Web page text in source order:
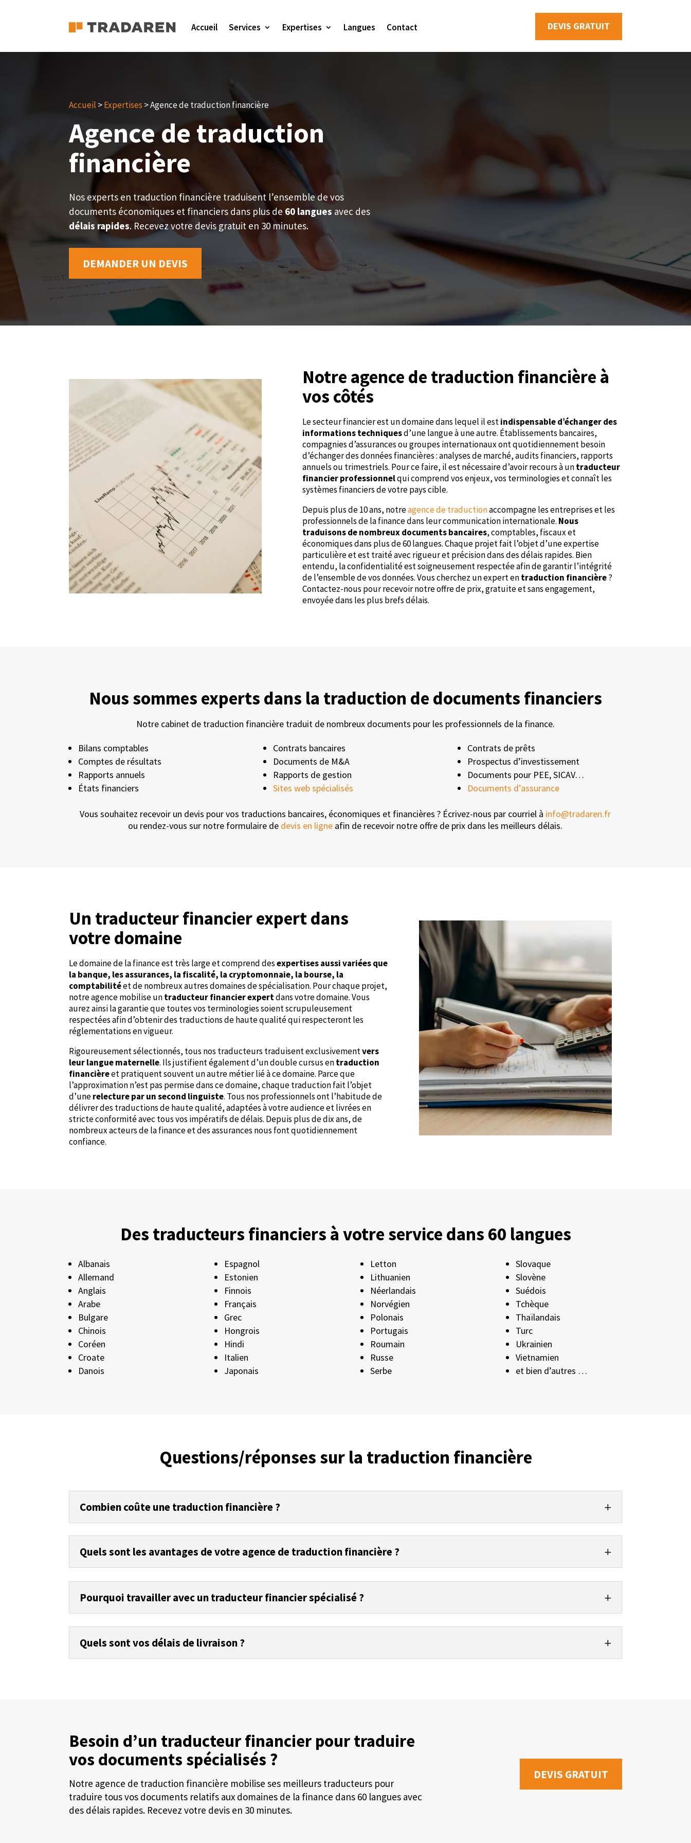
Accueil Services Expertises Langues Contact DEVIS GRATUIT
Accueil >Expertises > Agence de traduction financière
Agence de traduction
financière
Nos experts en traduction financière traduisent l’ensemble de vos
documents économiques et financiers dans plus de 60 langues avec des
délais rapides. Recevez votre devis gratuit en 30 minutes.
DEMANDER UN DEVIS
Notre agence de traduction financière à
vos côtés
Le secteur financier est un domaine dans lequel il estindispensable d’échanger des
informations techniquesd’une langue à une autre. Établissements bancaires,
compagnies d’assurances ou groupes internationaux ont quotidiennement besoin
d’échanger des données financières : analyses de marché, audits financiers, rapports
annuels ou trimestriels. Pour ce faire, il est nécessaire d’avoir recours à untraducteur
financier professionnelqui comprend vos enjeux, vos terminologies et connaît les
systèmes financiers de votre pays cible.
Depuis plus de 10 ans, notreagence de traductionaccompagne les entreprises et les
professionnels de la finance dans leur communication internationale. Nous
traduisons de nombreux documents bancaires, comptables, fiscaux et
économiques dans plus de 60 langues. Chaque projet fait l’objet d’une expertise
particulière et est traité avec rigueur et précision dans des délais rapides. Bien
entendu, la confidentialité est soigneusement respectée afin de garantir l’intégrité
de l’ensemble de vos données. Vous cherchez un expert entraduction financière?
Contactez-nous pour recevoir notre offre de prix, gratuite et sans engagement,
envoyée dans les plus brefs délais.
Nous sommes experts dans la traduction de documents financiers
Notre cabinet de traduction financière traduit de nombreux documents pour les professionnels de la finance.
Bilans comptables
Comptes de résultats
Rapports annuels
États financiers
Contrats bancaires
Documents de M&A
Rapports de gestion
Sites web spécialisés
Contrats de prêts
Prospectus d’investissement
Documents pour PEE, SICAV…
Documents d’assurance
Vous souhaitez recevoir un devis pour vos traductions bancaires, économiques et financières ? Écrivez-nous par courriel à info@tradaren.fr
ou rendez-vous sur notre formulaire de devis en ligne afin de recevoir notre offre de prix dans les meilleurs délais.
Un traducteur financier expert dans
votre domaine
Le domaine de la finance est très large et comprend desexpertises aussi variées que
la banque, les assurances, la fiscalité, la cryptomonnaie, la bourse, la
comptabilitéet de nombreux autres domaines de spécialisation. Pour chaque projet,
notre agence mobilise untraducteur financier expertdans votre domaine. Vous
aurez ainsi la garantie que toutes vos terminologies soient scrupuleusement
respectées afin d’obtenir des traductions de haute qualité qui respecteront les
réglementations en vigueur.
Rigoureusement sélectionnés, tous nos traducteurs traduisent exclusivementvers
leur langue maternelle. Ils justifient également d’un double cursus entraduction
financièreet pratiquent souvent un autre métier lié à ce domaine. Parce que
l’approximation n’est pas permise dans ce domaine, chaque traduction fait l’objet
d’unerelecture par un second linguiste. Tous nos professionnels ont l’habitude de
délivrer des traductions de haute qualité, adaptées à votre audience et livrées en
stricte conformité avec tous vos impératifs de délais. Depuis plus de dix ans, de
nombreux acteurs de la finance et des assurances nous font quotidiennement
confiance.
Des traducteurs financiers à votre service dans 60 langues
Albanais
Allemand
Anglais
Arabe
Bulgare
Chinois
Coréen
Croate
Danois
Espagnol
Estonien
Finnois
Français
Grec
Hongrois
Hindi
Italien
Japonais
Letton
Lithuanien
Néerlandais
Norvégien
Polonais
Portugais
Roumain
Russe
Serbe
Slovaque
Slovène
Suédois
Tchèque
Thaïlandais
Turc
Ukrainien
Vietnamien
et bien d’autres …
Questions/réponses sur la traduction financière
Combien coûte une traduction financière ?
Quels sont les avantages de votre agence de traduction financière ?
Pourquoi travailler avec un traducteur financier spécialisé ?
Quels sont vos délais de livraison ?
Besoin d’un traducteur financier pour traduire
vos documents spécialisés ?
Notre agence de traduction financière mobilise ses meilleurs traducteurs pour
traduire tous vos documents relatifs aux domaines de la finance dans 60 langues avec
des délais rapides. Recevez votre devis en 30 minutes.
DEVIS GRATUIT